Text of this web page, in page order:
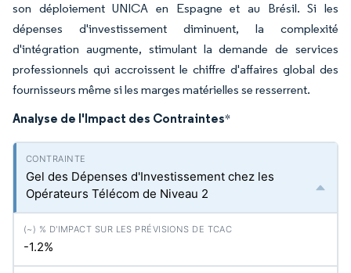
son déploiement UNICA en Espagne et au Brésil. Si les
dépenses d'investissement diminuent, la complexité
d'intégration augmente, stimulant la demande de services
professionnels qui accroissent le chiffre d'affaires global des
fournisseurs même si les marges matérielles se resserrent.
Analyse de l'Impact des Contraintes*
Gel des Dépenses d'Investissement chez les
Opérateurs Télécom de Niveau 2
-1.2%